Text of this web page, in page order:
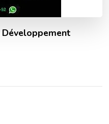
Développement